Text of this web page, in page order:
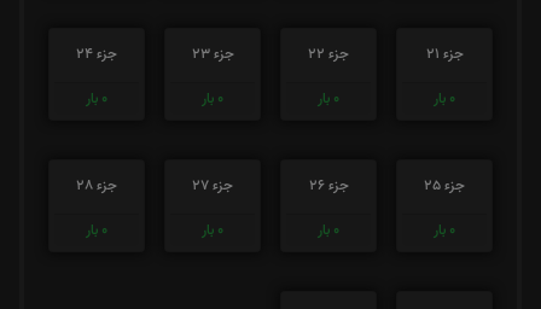
جزء 21
0 بار
جزء 22
0 بار
جزء 23
0 بار
جزء 24
0 بار
جزء 25
0 بار
جزء 26
0 بار
جزء 27
0 بار
جزء 28
0 بار